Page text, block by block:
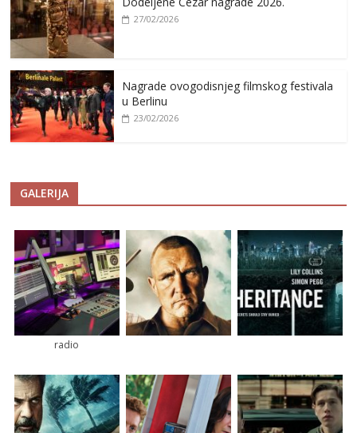
27/02/2026
Nagrade ovogodisnjeg filmskog festivala
u Berlinu
23/02/2026
GALERIJA
radio